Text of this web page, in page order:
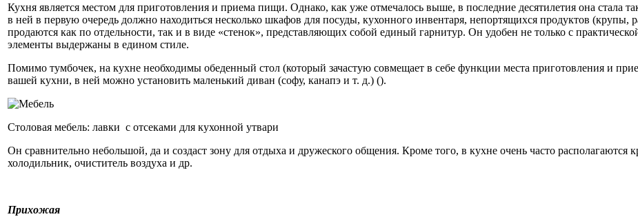
Кухня является местом для приготовления и приема пищи. Однако, как уже отмечалось выше, в последние десятилетия она стала
в ней в первую очередь должно находиться несколько шкафов для посуды, кухонного инвентаря, непортящихся продуктов (крупы,
продаются как по отдельности, так и в виде «стенок», представляющих собой единый гарнитур. Он удобен не только с
элементы выдержаны в едином стиле.
Помимо тумбочек, на кухне необходимы обеденный стол (который зачастую совмещает в себе функции места приготовления и
вашей кухни, в ней можно установить маленький диван (софу, канапэ и т. д.) ().
Столовая мебель: лавки с отсеками для кухонной утвари
Он сравнительно небольшой, да и создаст зону для отдыха и дружеского общения. Кроме того, в кухне очень часто
холодильник, очиститель воздуха и др.
Прихожая